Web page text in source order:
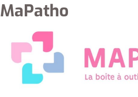
MaPatho